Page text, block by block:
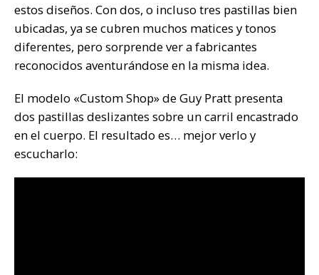
estos diseños. Con dos, o incluso tres pastillas bien
ubicadas, ya se cubren muchos matices y tonos
diferentes, pero sorprende ver a fabricantes
reconocidos aventurándose en la misma idea.
El modelo «Custom Shop» de Guy Pratt presenta
dos pastillas deslizantes sobre un carril encastrado
en el cuerpo. El resultado es… mejor verlo y
escucharlo: